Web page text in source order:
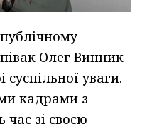
Олег Винник
уваги.
кадрами з
час зі своєю